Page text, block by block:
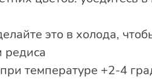
это в холода,
редиса
температуре +2-4